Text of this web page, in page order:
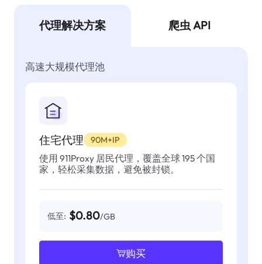
代理解决方案 爬虫 API
高速大规模代理池
住宅代理 90M+IP
使用 911Proxy 居民代理，覆盖全球 195 个国
家，轻松采集数据，避免被封锁。
低至: $0.80/GB
购买